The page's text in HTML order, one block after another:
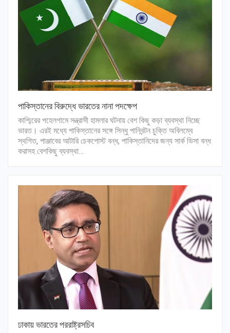
পাকিস্তানের বিরুদ্ধে ভারতের নানা পদক্ষেপ
কাশ্মিরের পহেলগামে সন্ত্রাসী হামলার ঘটনায় বেশ কিছু কড়া ব্যবস্থা নিচ্ছে
ভারত। এরই মধ্যে পাকিস্তানের সঙ্গে সিন্ধু পানিবন্টন চুক্তি অবিলম্বে
স্থগিত, পাঞ্জাবের আটারি চেকপোস্ট বন্ধ, পাকিস্তানিদের জন্য সার্ক ভিসা বন্ধ
করাসহ বেশকিছু ব্যবস্থা…
ঢাকায় ভারতের পররাষ্ট্রসচিব